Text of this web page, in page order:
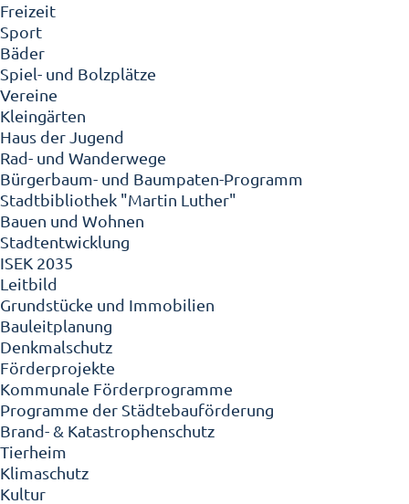
Freizeit
Sport
Bäder
Spiel- und Bolzplätze
Vereine
Kleingärten
Haus der Jugend
Rad- und Wanderwege
Bürgerbaum- und Baumpaten-Programm
Stadtbibliothek "Martin Luther"
Bauen und Wohnen
Stadtentwicklung
ISEK 2035
Leitbild
Grundstücke und Immobilien
Bauleitplanung
Denkmalschutz
Förderprojekte
Kommunale Förderprogramme
Programme der Städtebauförderung
Brand- & Katastrophenschutz
Tierheim
Klimaschutz
Kultur